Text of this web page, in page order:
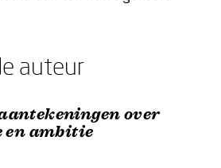
auteur
over
en ambitie